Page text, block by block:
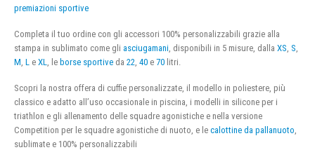
premiazioni sportive
Completa il tuo ordine con gli accessori 100% personalizzabili grazie alla
stampa in sublimato come gli asciugamani , disponibili in 5 misure, dalla XS S
M L e XL , le borse sportive da 22 40 e 70 litri.
Scopri la nostra offera di cuffie personalizzate, il modello in poliestere, più
classico e adatto all’uso occasionale in piscina, i modelli in silicone per i
triathlon e gli allenamento delle squadre agonistiche e nella versione
Competition per le squadre agonistiche di nuoto, e le calottine da pallanuoto,
sublimate e 100% personalizzabili